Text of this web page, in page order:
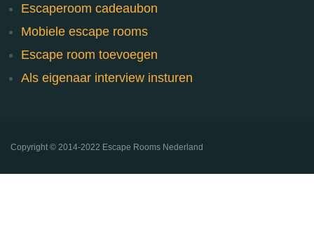
Escaperoom cadeaubon
Mobiele escape rooms
Escape room toevoegen
Als eigenaar interview insturen
Copyright © 2014-2022 Escape Rooms Nederland